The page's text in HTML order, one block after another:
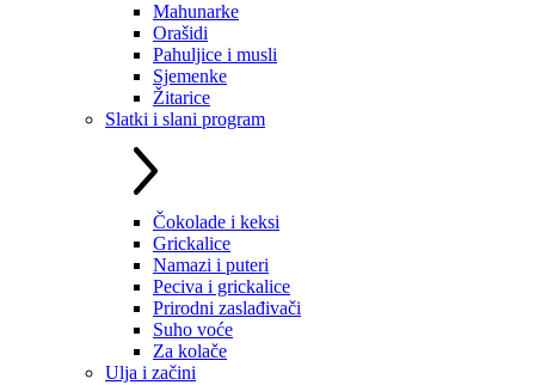
Mahunarke
Orašidi
Pahuljice i musli
Sjemenke
Žitarice
Slatki i slani program
Čokolade i keksi
Grickalice
Namazi i puteri
Peciva i grickalice
Prirodni zaslađivači
Suho voće
Za kolače
Ulja i začini